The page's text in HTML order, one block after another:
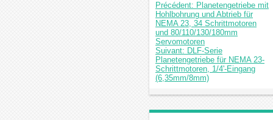
Précédent: Planetengetriebe mit
Hohlbohrung und Abtrieb für
NEMA 23, 34 Schrittmotoren
und 80/110/130/180mm
Servomotoren
Suivant: DLF-Serie
Planetengetriebe für NEMA 23-
Schrittmotoren, 1/4'-Eingang
(6,35mm/8mm)